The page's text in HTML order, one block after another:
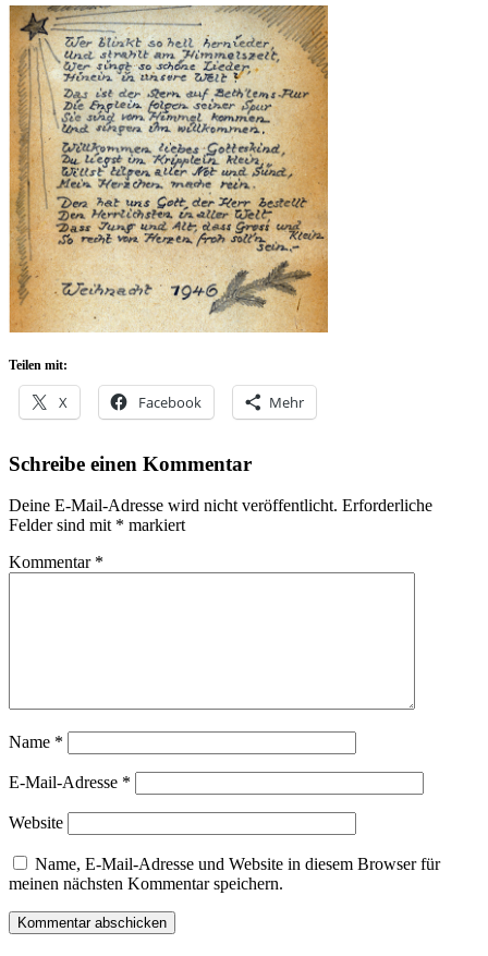
Teilen mit:
X Facebook Mehr
Schreibe einen Kommentar
Deine E-Mail-Adresse wird nicht veröffentlicht. Erforderliche
Felder sind mit * markiert
Kommentar *
Name *
E-Mail-Adresse *
Website
Name, E-Mail-Adresse und Website in diesem Browser für
meinen nächsten Kommentar speichern.